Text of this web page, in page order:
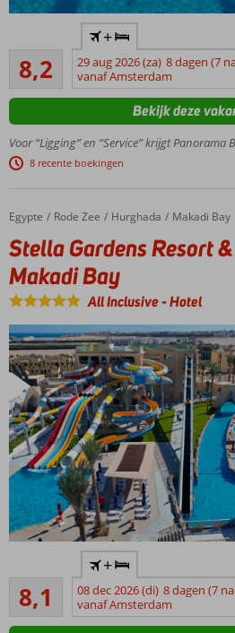
van El
Gouna
Spa
Privéstrand
met apart
8,2Zeer goed
685
beoordelingen
+
29 aug 2026 (za) 8 dagen (7
vanaf Amsterdam
Voor “Ligging” en “Service” krijgt Panorama
8 recente boekingen
Bekijk deze
Home
Egypte Rode Zee Hurghada Makadi Bay
Stella Gardens Resort & Spa Makadi Bay
Stella Gardens Resort
Makadi Bay
All Inclusive-Hotel
Prijstopper
zwembaden;
ontdek ze
allemaal
8,1
Zeer goed
334
beoordelingen
+
08 dec 2026 (di) 8 dagen (7
vanaf Amsterdam